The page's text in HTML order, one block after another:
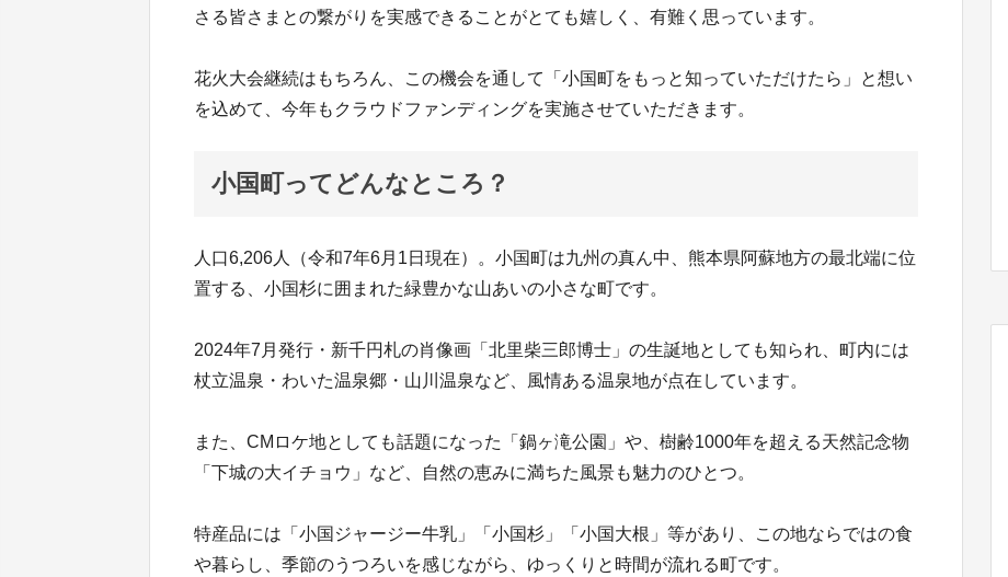
さる皆さまとの繋がりを実感できることがとても嬉しく、有難く思っています。
花火大会継続はもちろん、この機会を通して「小国町をもっと知っていただけたら」と想い
を込めて、今年もクラウドファンディングを実施させていただきます。
小国町ってどんなところ？
人口6,206人（令和7年6月1日現在）。小国町は九州の真ん中、熊本県阿蘇地方の最北端に位
置する、小国杉に囲まれた緑豊かな山あいの小さな町です。
2024年7月発行・新千円札の肖像画「北里柴三郎博士」の生誕地としても知られ、町内には
杖立温泉・わいた温泉郷・山川温泉など、風情ある温泉地が点在しています。
また、CMロケ地としても話題になった「鍋ヶ滝公園」や、樹齢1000年を超える天然記念物
「下城の大イチョウ」など、自然の恵みに満ちた風景も魅力のひとつ。
特産品には「小国ジャージー牛乳」「小国杉」「小国大根」等があり、この地ならではの食
や暮らし、季節のうつろいを感じながら、ゆっくりと時間が流れる町です。